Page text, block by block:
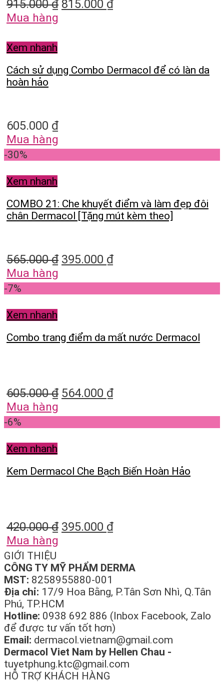
915.000₫ 815.000 ₫
Mua hàng
Xem nhanh
Cách sử dụng Combo Dermacol để có làn da
hoàn hảo
605.000 ₫
Mua hàng
-30%
Xem nhanh
COMBO 21: Che khuyết điểm và làm đẹp đôi
chân Dermacol [Tặng mút kèm theo]
565.000₫ 395.000 ₫
Mua hàng
-7%
Xem nhanh
Combo trang điểm da mất nước Dermacol
605.000₫ 564.000 ₫
Mua hàng
-6%
Xem nhanh
Kem Dermacol Che Bạch Biến Hoàn Hảo
420.000₫ 395.000 ₫
Mua hàng
GIỚI THIỆU
CÔNG TY MỸ PHẨM DERMA
MST: 8258955880-001
Địa chỉ: 17/9 Hoa Bằng, P.Tân Sơn Nhì, Q.Tân
Phú, TP.HCM
Hotline: 0938 692 886 (Inbox Facebook, Zalo
để được tư vấn tốt hơn)
Email: dermacol.vietnam@gmail.com
Dermacol Viet Nam by Hellen Chau -
tuyetphung.ktc@gmail.com
HỖ TRỢ KHÁCH HÀNG